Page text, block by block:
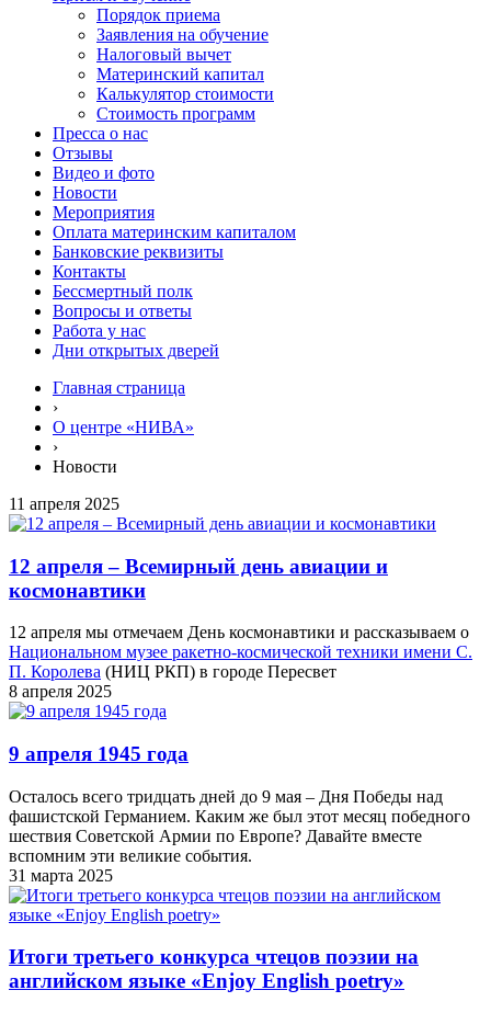
Порядок приема
Заявления на обучение
Налоговый вычет
Материнский капитал
Калькулятор стоимости
Стоимость программ
Пресса о нас
Отзывы
Видео и фото
Новости
Мероприятия
Оплата материнским капиталом
Банковские реквизиты
Контакты
Бессмертный полк
Вопросы и ответы
Работа у нас
Дни открытых дверей
Главная страница
›
О центре «НИВА»
›
Новости
11 апреля 2025
12 апреля – Всемирный день авиации и
космонавтики
12 апреля мы отмечаем День космонавтики и рассказываем о
Национальном музее ракетно-космической техники имени С.
П. Королева (НИЦ РКП) в городе Пересвет
8 апреля 2025
9 апреля 1945 года
Осталось всего тридцать дней до 9 мая – Дня Победы над
фашистской Германием. Каким же был этот месяц победного
шествия Советской Армии по Европе? Давайте вместе
вспомним эти великие события.
31 марта 2025
Итоги третьего конкурса чтецов поэзии на
английском языке «Enjoy English poetry»